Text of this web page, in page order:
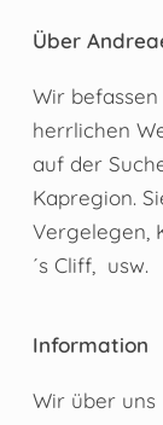
Über
Wir
herrlichen
auf der
Kapregion.
Vergelegen,
´s Cliff, usw.
Information
Wir über uns